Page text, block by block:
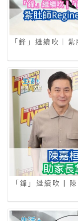
「鋒」繼續吹｜
「鋒」繼續吹 |